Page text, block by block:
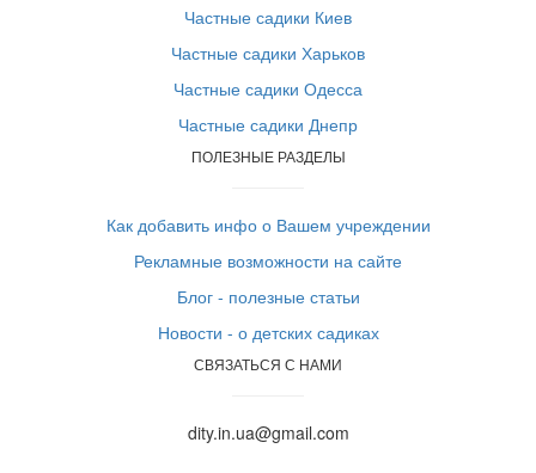
Частные садики Киев
Частные садики Харьков
Частные садики Одесса
Частные садики Днепр
ПОЛЕЗНЫЕ РАЗДЕЛЫ
Как добавить инфо о Вашем учреждении
Рекламные возможности на сайте
Блог - полезные статьи
Новости - о детских садиках
СВЯЗАТЬСЯ С НАМИ
dity.in.ua@gmail.com